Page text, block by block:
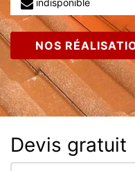
indisponible
NOS
Devis gratuit